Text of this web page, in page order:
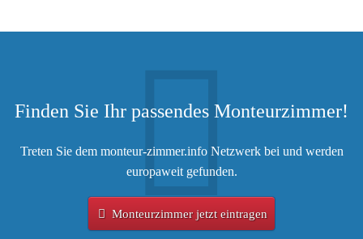
Finden Sie Ihr passendes Monteurzimmer!
Treten Sie dem monteur-zimmer.info Netzwerk bei und werden
europaweit gefunden.
Monteurzimmer jetzt eintragen